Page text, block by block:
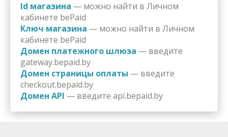
Id магазина — можно найти в Личном
кабинете bePaid
Ключ магазина — можно найти в Личном
кабинете bePaid
Домен платежного шлюза — введите
gateway.bepaid.by
Домен страницы оплаты — введите
checkout.bepaid.by
Домен API — введите api.bepaid.by